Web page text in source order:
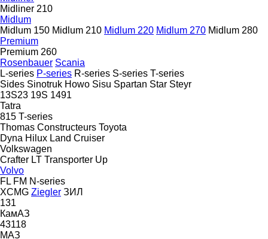
Midliner 210
Midlum
Midlum 150 Midlum 210 Midlum 220 Midlum 270 Midlum 280
Premium
Premium 260
Rosenbauer Scania
L-series P-series R-series S-series T-series
Sides Sinotruk Howo Sisu Spartan Star Steyr
13S23 19S 1491
Tatra
815 T-series
Thomas Constructeurs Toyota
Dyna Hilux Land Cruiser
Volkswagen
Crafter LT Transporter Up
Volvo
FL FM N-series
XCMG Ziegler ЗИЛ
131
КамАЗ
43118
МАЗ